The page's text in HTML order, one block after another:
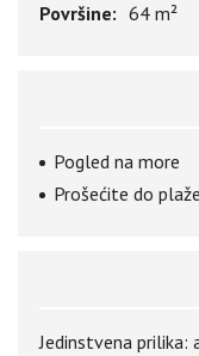
Površine: 64 m²
Pogled na more
Prošećite do plaže
Jedinstvena prilika: